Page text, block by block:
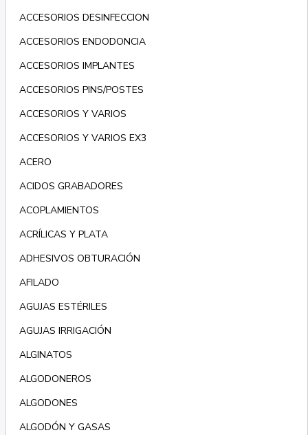
ACCESORIOS DESINFECCION
ACCESORIOS ENDODONCIA
ACCESORIOS IMPLANTES
ACCESORIOS PINS/POSTES
ACCESORIOS Y VARIOS
ACCESORIOS Y VARIOS EX3
ACERO
ACIDOS GRABADORES
ACOPLAMIENTOS
ACRÍLICAS Y PLATA
ADHESIVOS OBTURACIÓN
AFILADO
AGUJAS ESTÉRILES
AGUJAS IRRIGACIÓN
ALGINATOS
ALGODONEROS
ALGODONES
ALGODÓN Y GASAS